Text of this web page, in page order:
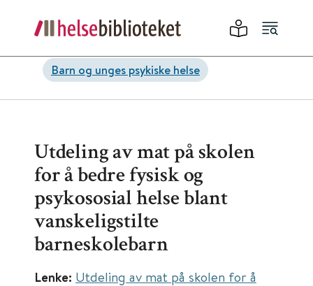
Barn og unges psykiske helse
Utdeling av mat på skolen
for å bedre fysisk og
psykososial helse blant
vanskeligstilte
barneskolebarn
Lenke: Utdeling av mat på skolen for å